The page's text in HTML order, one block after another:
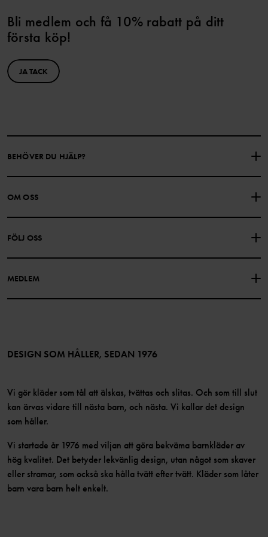
Bli medlem och få 10% rabatt på ditt
första köp!
JA TACK
BEHÖVER DU HJÄLP?
KONTAKTA OSS
PRESENTKORTSALDO KÖPVILLKOR
INTEGRITETSPOLICY
OM OSS
FÖLJ OSS
MEDLEM
Bli medlem
DESIGN SOM HÅLLER, SEDAN 1976
Vi gör kläder som tål att älskas, tvättas och slitas. Och som till slut
kan ärvas vidare till nästa barn, och nästa. Vi kallar det design
som håller.
Vi startade år 1976 med viljan att göra bekväma barnkläder av
hög kvalitet. Det betyder lekvänlig design, utan något som skaver
eller stramar, som också ska hålla tvätt efter tvätt. Kläder som låter
barn vara barn helt enkelt.